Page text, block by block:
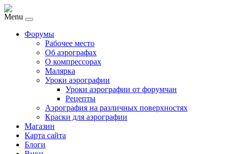
Menu
Форумы
Рабочее место
Об аэрографах
О компрессорах
Малярка
Уроки аэрографии
Уроки аэрографии от форумчан
Рецепты
Аэрография на различных поверхностях
Краски для аэрографии
Магазин
Карта сайта
Блоги